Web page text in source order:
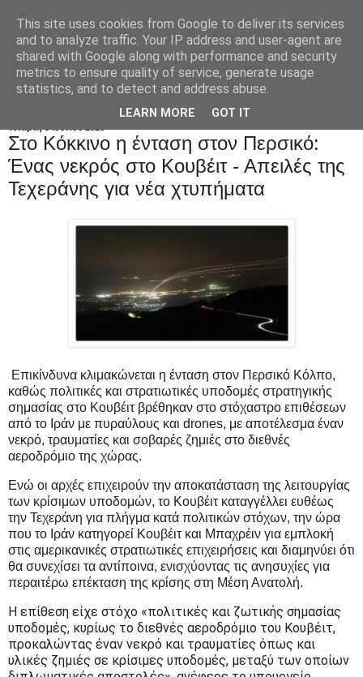
Στο Kόκκινο η ένταση στον Περσικό:
Ένας νεκρός στο Κουβέιτ - Απειλές της
Τεχεράνης για νέα χτυπήματα
Επικίνδυνα κλιμακώνεται η ένταση στον Περσικό Κόλπο,
καθώς πολιτικές και στρατιωτικές υποδομές στρατηγικής
σημασίας στο Κουβέιτ βρέθηκαν στο στόχαστρο επιθέσεων
από το Ιράν με πυραύλους και drones, με αποτέλεσμα έναν
νεκρό, τραυματίες και σοβαρές ζημιές στο διεθνές
αεροδρόμιο της χώρας.
Ενώ οι αρχές επιχειρούν την αποκατάσταση της λειτουργίας
των κρίσιμων υποδομών, το Κουβέιτ καταγγέλλει ευθέως
την Τεχεράνη για πλήγμα κατά πολιτικών στόχων, την ώρα
που το Ιράν κατηγορεί Κουβέιτ και Μπαχρέιν για εμπλοκή
στις αμερικανικές στρατιωτικές επιχειρήσεις και διαμηνύει ότι
θα συνεχίσει τα αντίποινα, ενισχύοντας τις ανησυχίες για
περαιτέρω επέκταση της κρίσης στη Μέση Ανατολή.
Η επίθεση είχε στόχο «πολιτικές και ζωτικής σημασίας
υποδομές, κυρίως το διεθνές αεροδρόμιο του Κουβέιτ,
προκαλώντας έναν νεκρό και τραυματίες όπως και
υλικές ζημιές σε κρίσιμες υποδομές, μεταξύ των οποίων
This site uses cookies from Google to deliver its services
and to analyze traffic. Your IP address and user-agent are
shared with Google along with performance and security
metrics to ensure quality of service, generate usage
statistics, and to detect and address abuse.
LEARN MORE GOT IT